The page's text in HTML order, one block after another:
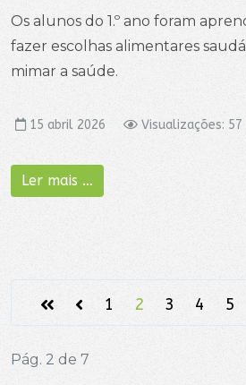
Os alunos do 1.º ano foram
fazer escolhas alimentares
mimar a saúde.
15 abril 2026 Visualizações: 57
Ler mais …
1 2 3 4 5
Pág. 2 de 7